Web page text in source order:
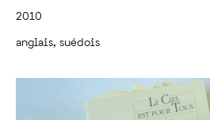
2010
anglais, suédois